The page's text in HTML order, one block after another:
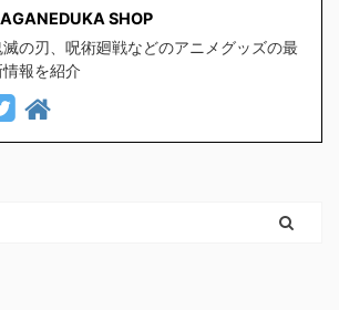
SHOP
滅の刃、呪術廻戦などのアニメグッズの最
情報を紹介